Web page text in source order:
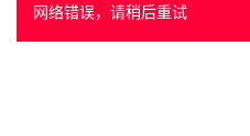
网络错误，请稍后重试